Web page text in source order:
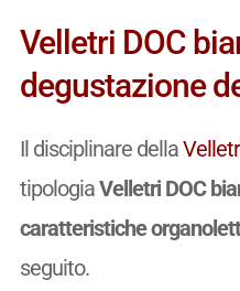
Velletri DOC
degustazione
Il disciplinare della
tipologiaVelletri DOC
caratteristiche
seguito.